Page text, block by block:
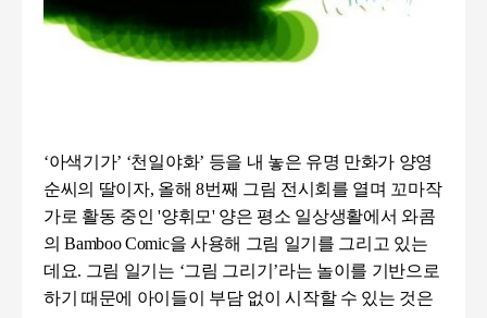
‘아색기가’ ‘천일야화’ 등을 내 놓은 유명 만화가 양영
순씨의 딸이자, 올해 8번째 그림 전시회를 열며 꼬마작
가로 활동 중인 '양휘모' 양은 평소 일상생활에서 와콤
의 Bamboo Comic을 사용해 그림 일기를 그리고 있는
데요. 그림 일기는 ‘그림 그리기 ’라는 놀이를 기반으로
하기 때문에 아이들이 부담 없이 시작할 수 있는 것은